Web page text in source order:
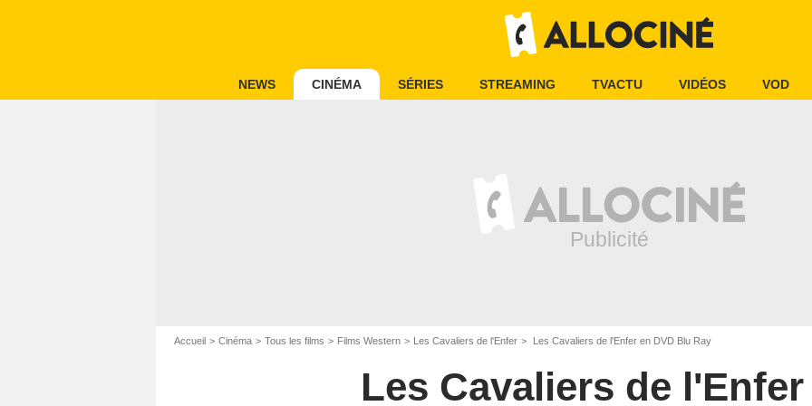
NEWS CINÉMA SÉRIES STREAMING TVACTU VIDÉOS VOD
Accueil Cinéma Tous les films Films Western Les Cavaliers de l'Enfer Les Cavaliers de l'Enfer en DVD Blu Ray
Les Cavaliers de l'Enfer